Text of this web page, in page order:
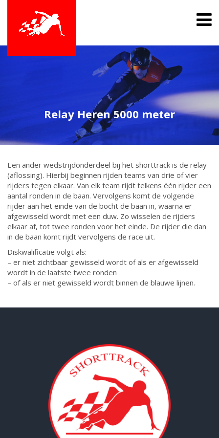
Relay Heren 5000 meter
Een ander wedstrijdonderdeel bij het shorttrack is de relay
(aflossing). Hierbij beginnen rijden teams van drie of vier
rijders tegen elkaar. Van elk team rijdt telkens één rijder een
aantal ronden in de baan. Vervolgens komt de volgende
rijder aan het einde van de bocht de baan in, waarna er
afgewisseld wordt met een duw. Zo wisselen de rijders
elkaar af, tot twee ronden voor het einde. De rijder die dan
in de baan komt rijdt vervolgens de race uit.
Diskwalificatie volgt als:
– er niet zichtbaar gewisseld wordt of als er afgewisseld
wordt in de laatste twee ronden
– of als er niet gewisseld wordt binnen de blauwe lijnen.